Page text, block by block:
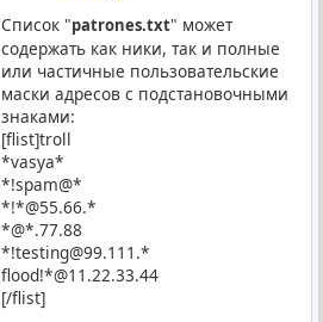
Список "patrones.txt" может
содержать как ники, так и полные
или частичные пользовательские
маски адресов с подстановочными
знаками:
[flist]troll
*vasya*
*!spam@*
*!*@55.66.*
*@*.77.88
*!testing@99.111.*
flood!*@11.22.33.44
[/flist]